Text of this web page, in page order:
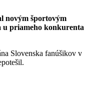
novým športovým
priameho konkurenta
Slovenska fanúšikov v